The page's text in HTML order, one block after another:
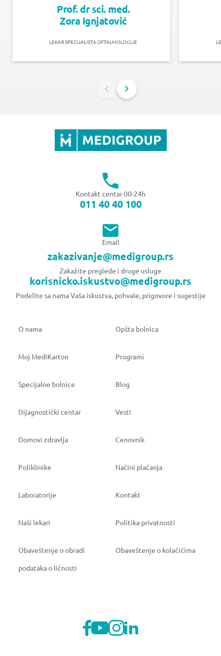
Prof. dr sci. med.
Zora Ignjatović
LEKAR SPECIJALISTA OFTALMOLOGIJE
Kontakt centar 00-24h
011 40 40 100
Email
zakazivanje@medigroup.rs
Zakažite preglede i druge usluge
korisnicko.iskustvo@medigroup.rs
Podelite sa nama Vaša iskustva, pohvale, prigovore i sugestije
O nama Opšta bolnica
Moj MediKarton Programi
Specijalne bolnice Blog
Dijagnostički centar Vesti
Domovi zdravlja Cenovnik
Poliklinike Načini plaćanja
Laboratorije Kontakt
Naši lekari Politika privatnosti
Obaveštenje o obradi
podataka o ličnosti
Obaveštenje o kolačićima